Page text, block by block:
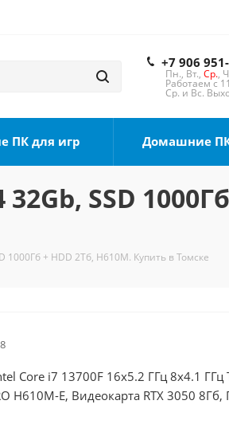
+7 906
Пн., Вт., Ср.,
Работаем с
Ср. и Вс.
ПК для игр Домашние
SSD
1000Гб + HDD 2Тб, H610M. Купить в Томске
Core i7 13700F 16x5.2 ГГц 8x4.1 ГГц
H610M-E, Видеокарта RTX 3050
HDD 2Тб, БП 600Вт